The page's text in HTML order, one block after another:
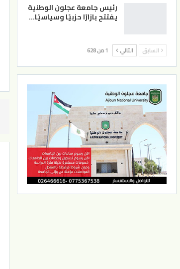
رئيس جامعة عجلون الوطنية
يفتتح بازارًا حزبيًا وسياسيًا…
السابق التالي 1 من 628